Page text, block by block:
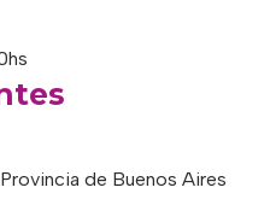
de Buenos Aires